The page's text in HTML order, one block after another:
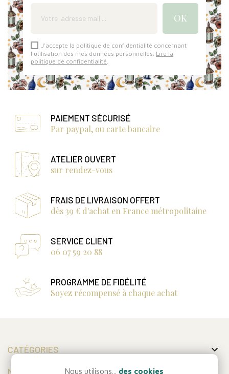
J'accepte la politique de confidentialité concernant
l'utilisation des mes données personnelles. Lire la
politique de confidentialité.
PAIEMENT SÉCURISÉ
Par paypal, ou carte bancaire
ATELIER OUVERT
sur rendez-vous
FRAIS DE LIVRAISON OFFERT
dès 39 € d'achat en France métropolitaine
SERVICE CLIENT
06 07 59 20 88
PROGRAMME DE FIDÉLITÉ
Soyez récompensé à chaque achat
CATÉGORIES 
MON COMPTE Nous utilisons... des cookies